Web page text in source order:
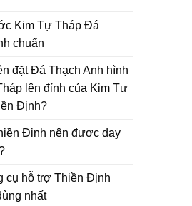
Kim Tự Tháp Đá
chuẩn
đặt Đá Thạch Anh hình
lên đỉnh của Kim Tự
Định?
Định nên được dạy
cụ hỗ trợ Thiền Định
nhất